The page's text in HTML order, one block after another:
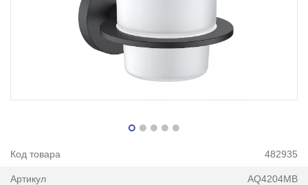
Код товара 482935
Артикул AQ4204MB